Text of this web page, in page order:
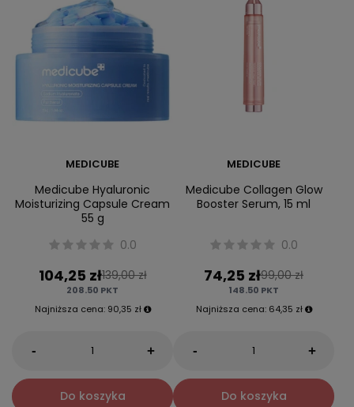
MEDICUBE
Medicube Hyaluronic
Moisturizing Capsule Cream
55 g
0.0
104,25 zł139,00 zł
208.50 PKT
Najniższa cena: 90,35 zł
- +
Do koszyka
MEDICUBE
Medicube Collagen Glow
Booster Serum, 15 ml
0.0
74,25 zł99,00 zł
148.50 PKT
Najniższa cena: 64,35 zł
- +
Do koszyka